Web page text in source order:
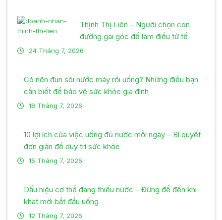
Thịnh Thị Liên – Người chọn con
đường gai góc để làm điều tử tế
24 Tháng 7, 2026
Có nên đun sôi nước máy rồi uống? Những điều bạn
cần biết để bảo vệ sức khỏe gia đình
18 Tháng 7, 2026
10 lợi ích của việc uống đủ nước mỗi ngày – Bí quyết
đơn giản để duy trì sức khỏe
15 Tháng 7, 2026
Dấu hiệu cơ thể đang thiếu nước – Đừng để đến khi
khát mới bắt đầu uống
12 Tháng 7, 2026